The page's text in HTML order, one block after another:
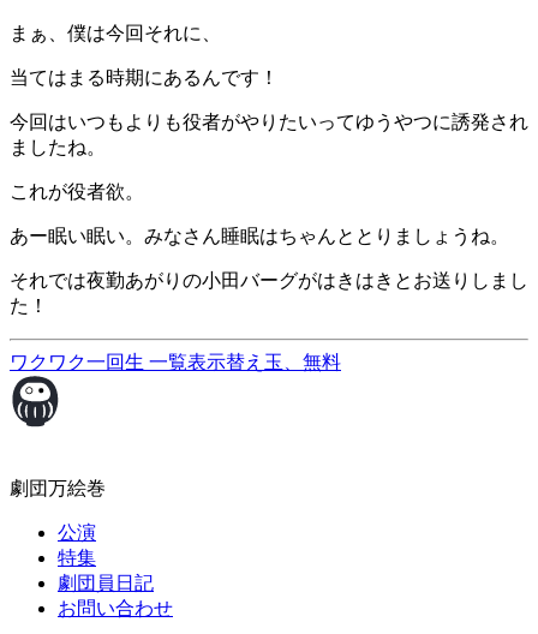
まぁ、僕は今回それに、
当てはまる時期にあるんです！
今回はいつもよりも役者がやりたいってゆうやつに誘発され
ましたね。
これが役者欲。
あー眠い眠い。みなさん睡眠はちゃんととりましょうね。
それでは夜勤あがりの小田バーグがはきはきとお送りしまし
た！
ワクワク一回生 一覧表示替え玉、無料
劇団万絵巻
公演
特集
劇団員日記
お問い合わせ